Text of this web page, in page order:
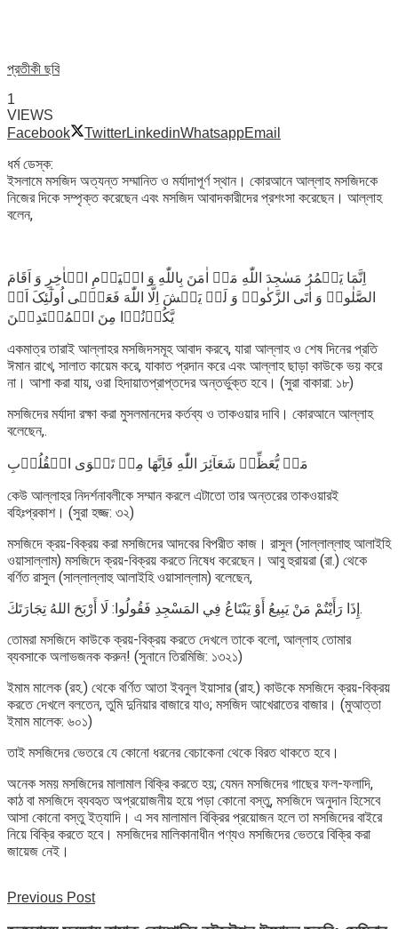
প্রতীকী ছবি
1
VIEWS
Facebook
TwitterLinkedinWhatsappEmail
ধর্ম ডেস্ক:
ইসলামে মসজিদ অত্যন্ত সম্মানিত ও মর্যাদাপূর্ণ স্থান। কোরআনে আল্লাহ মসজিদকে
নিজের দিকে সম্পৃক্ত করেছেন এবং মসজিদ আবাদকারীদের প্রশংসা করেছেন। আল্লাহ
বলেন,
اِنَّمَا یَعۡمُرُ مَسٰجِدَ اللّٰهِ مَنۡ اٰمَنَ بِاللّٰهِ وَ الۡیَوۡمِ الۡاٰخِرِ وَ اَقَامَ
الصَّلٰوۃَ وَ اٰتَی الزَّکٰوۃَ وَ لَمۡ یَخۡشَ اِلَّا اللّٰهَ فَعَسٰۤی اُولٰٓئِکَ اَنۡ
یَّکُوۡنُوۡا مِنَ الۡمُهۡتَدِیۡنَ
একমাত্র তারাই আল্লাহর মসজিদসমূহ আবাদ করবে, যারা আল্লাহ ও শেষ দিনের প্রতি
ঈমান রাখে, সালাত কায়েম করে, যাকাত প্রদান করে এবং আল্লাহ ছাড়া কাউকে ভয় করে
না। আশা করা যায়, ওরা হিদায়াতপ্রাপ্তদের অন্তর্ভুক্ত হবে। (সুরা বাকারা: ১৮)
মসজিদের মর্যাদা রক্ষা করা মুসলমানদের কর্তব্য ও তাকওয়ার দাবি। কোরআনে আল্লাহ
বলেছেন,.
مَنۡ یُّعَظِّمۡ شَعَآئِرَ اللّٰهِ فَاِنَّهَا مِنۡ تَقۡوَی الۡقُلُوۡبِ
কেউ আল্লাহর নিদর্শনাবলীকে সম্মান করলে এটাতো তার অন্তরের তাকওয়ারই
বহিঃপ্রকাশ। (সুরা হজ্জ: ৩২)
মসজিদে ক্রয়-বিক্রয় করা মসজিদের আদবের বিপরীত কাজ। রাসুল (সাল্লাল্লাহু আলাইহি
ওয়াসাল্লাম) মসজিদে ক্রয়-বিক্রয় করতে নিষেধ করেছেন। আবু হুরায়রা (রা.) থেকে
বর্ণিত রাসুল (সাল্লাল্লাহু আলাইহি ওয়াসাল্লাম) বলেছেন,
إِذَا رَأَيْتُمْ مَنْ يَبِيعُ أَوْ يَبْتَاعُ فِي المَسْجِدِ فَقُولُوا: لَا أَرْبَحَ اللهُ تِجَارَتَكَ.
তোমরা মসজিদে কাউকে ক্রয়-বিক্রয় করতে দেখলে তাকে বলো, আল্লাহ তোমার
ব্যবসাকে অলাভজনক করুন! (সুনানে তিরমিজি: ১৩২১)
ইমাম মালেক (রহ.) থেকে বর্ণিত আতা ইবনুল ইয়াসার (রাহ.) কাউকে মসজিদে ক্রয়-বিক্রয়
করতে দেখলে বলতেন, তুমি দুনিয়ার বাজারে যাও; মসজিদ আখেরাতের বাজার। (মুআত্তা
ইমাম মালেক: ৬০১)
তাই মসজিদের ভেতরে যে কোনো ধরনের বেচাকেনা থেকে বিরত থাকতে হবে।
অনেক সময় মসজিদের মালামাল বিক্রি করতে হয়; যেমন মসজিদের গাছের ফল-ফলাদি,
কাঠ বা মসজিদে ব্যবহৃত অপ্রয়োজনীয় হয়ে পড়া কোনো বস্তু, মসজিদে অনুদান হিসেবে
আসা কোনো বস্তু ইত্যাদি। এ সব মালামাল বিক্রির প্রয়োজন হলে তা মসজিদের বাইরে
নিয়ে বিক্রি করতে হবে। মসজিদের মালিকানাধীন পণ্যও মসজিদের ভেতরে বিক্রি করা
জায়েজ নেই।
Previous Post